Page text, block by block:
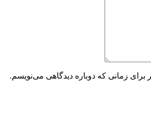
برای زمانی که دوباره دیدگاهی می‌نویسم.